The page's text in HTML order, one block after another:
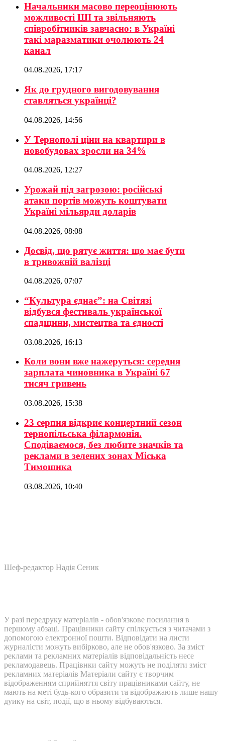
Начальники масово переоцінюють
можливості ШІ та звільняють
співробітників завчасно: в Україні
такі маразматики очолюють 24
канал
04.08.2026, 17:17
Як до грудного вигодовування
ставляться українці?
04.08.2026, 14:56
У Тернополі ціни на квартири в
новобудовах зросли на 34%
04.08.2026, 12:27
Урожай під загрозою: російські
атаки портів можуть коштувати
Україні мільярди доларів
04.08.2026, 08:08
Досвід, що рятує життя: що має бути
в тривожній валізці
04.08.2026, 07:07
“Культура єднає”: на Світязі
відбувся фестиваль української
спадщини, мистецтва та єдності
03.08.2026, 16:13
Коли вони вже нажеруться: середня
зарплата чиновника в Україні 67
тисяч гривень
03.08.2026, 15:38
23 серпня відкриє концертний сезон
тернопільська філармонія.
Сподіваємося, без любите значків та
реклами в зелених зонах Міська
Тимошика
03.08.2026, 10:40
Шеф-редактор Надія Сеник
У разі передруку матеріалів - обов'язкове посилання в
першому абзаці. Працівники сайту спілкується з читачами з
допомогою електронної пошти. Відповідати на листи
журналісти можуть вибірково, але не обов'язково. За зміст
реклами та рекламних матеріалів відповідальність несе
рекламодавець. Працівнки сайту можуть не поділяти зміст
рекламних матеріалів Матеріали сайту є творчим
відображенням сприйняття світу працівниками сайту, не
мають на меті будь-кого образити та відображають лише нашу
дуику на світ, події, що в ньому відбуваються.